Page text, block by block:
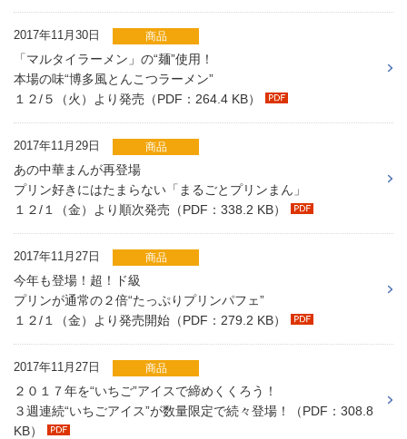
2017年11月30日 商品
「マルタイラーメン」の“麺”使用！
本場の味“博多風とんこつラーメン”
１２/５（火）より発売（PDF：264.4 KB）
2017年11月29日 商品
あの中華まんが再登場
プリン好きにはたまらない「まるごとプリンまん」
１２/１（金）より順次発売（PDF：338.2 KB）
2017年11月27日 商品
今年も登場！超！ド級
プリンが通常の２倍“たっぷりプリンパフェ”
１２/１（金）より発売開始（PDF：279.2 KB）
2017年11月27日 商品
２０１７年を“いちご”アイスで締めくくろう！
３週連続“いちごアイス”が数量限定で続々登場！（PDF：308.8
KB）